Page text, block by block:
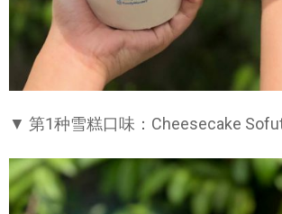
▼ 第1种雪糕口味：Cheesecake